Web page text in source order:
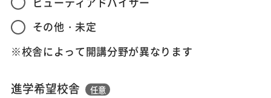
その他・未定
※校舎によって開講分野が異なります
進学希望校舎 任意